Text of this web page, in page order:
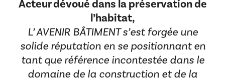
Acteur dévoué dans la préservation de
l’habitat,
L’ AVENIR BÂTIMENT s’est forgée une
solide réputation en se positionnant en
tant que référence incontestée dans le
domaine de la construction et de la